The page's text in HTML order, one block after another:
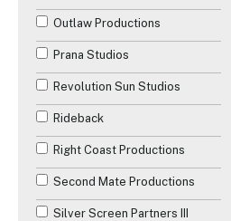
Outlaw Productions
Prana Studios
Revolution Sun Studios
Rideback
Right Coast Productions
Second Mate Productions
Silver Screen Partners III